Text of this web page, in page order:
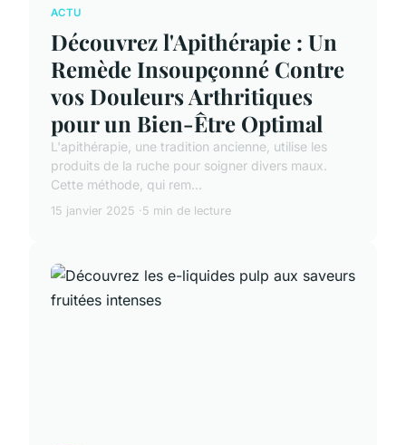
ACTU
Découvrez l'Apithérapie : Un
Remède Insoupçonné Contre
vos Douleurs Arthritiques
pour un Bien-Être Optimal
L'apithérapie, une tradition ancienne, utilise les
produits de la ruche pour soigner divers maux.
Cette méthode, qui rem...
15 janvier 2025 5 min de lecture